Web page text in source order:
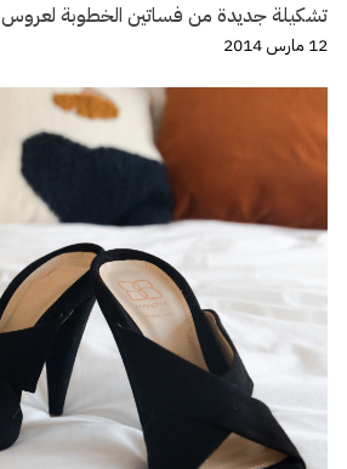
تشكيلة جديدة من فساتين الخطوبة لعروس 2014 بألوان الطيف
12 مارس 2014